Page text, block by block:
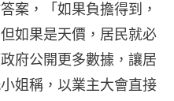
案，「如果負擔得到，
如果是天價，居民就必
府公開更多數據，讓居
姐稱，以業主大會直接